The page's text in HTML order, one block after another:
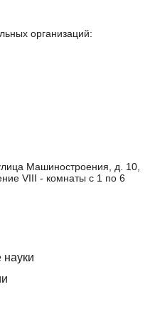
организаций:
Машиностроения, д. 10,
VIII - комнаты с 1 по 6